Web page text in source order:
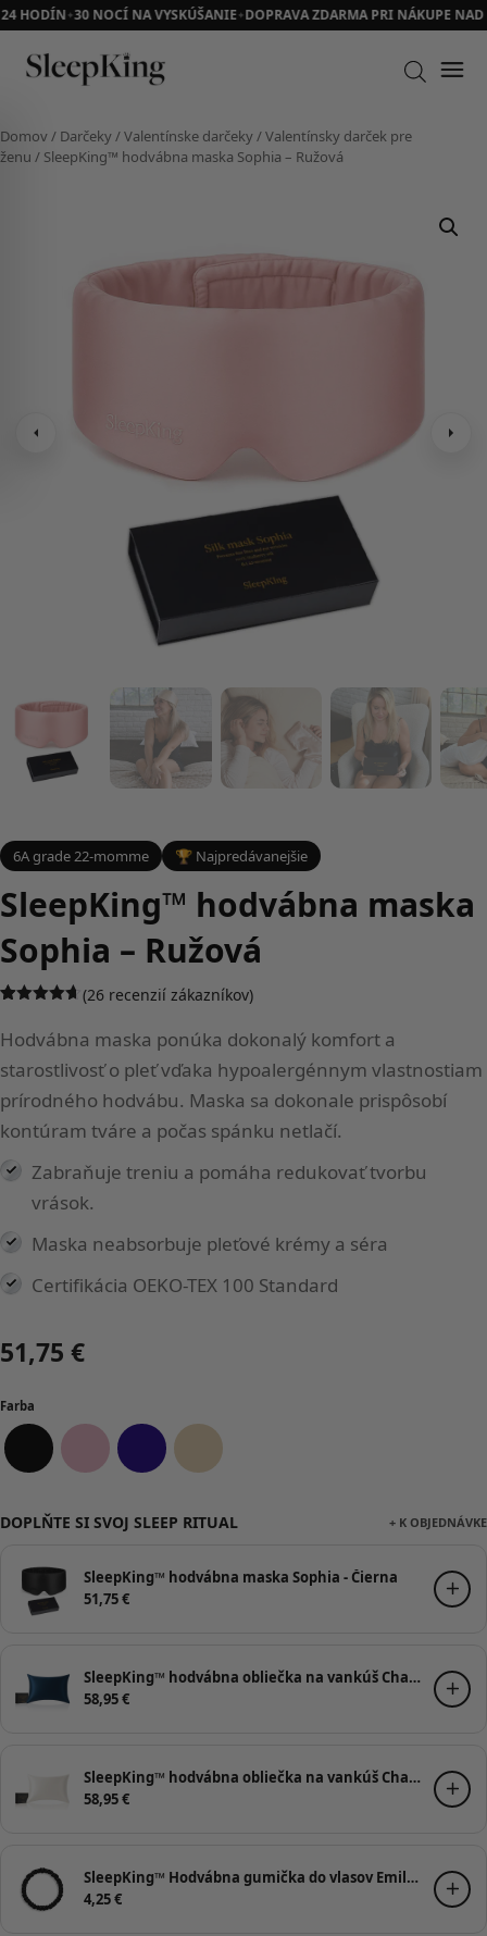
HODÍN✦30 NOCÍ NA VYSKÚŠANIE✦DOPRAVA ZDARMA PRI NÁKUPE NAD
Domov/ Darčeky/Valentínske darčeky/Valentínsky darček pre
ženu / SleepKing™ hodvábna maska Sophia – Ružová
6A grade 22-momme 🏆 Najpredávanejšie
SleepKing™ hodvábna maska
Sophia – Ružová
4.62
z 5
na základe
zákazníckych
recenzií
(26recenzií zákazníkov)
51,75 €
Hodvábna maska ponúka dokonalý komfort a
starostlivosť o pleť vďaka hypoalergénnym vlastnostiam
prírodného hodvábu. Maska sa dokonale prispôsobí
kontúram tváre a počas spánku netlačí.
Zabraňuje treniu a pomáha redukovať tvorbu
vrások.
Maska neabsorbuje pleťové krémy a séra
Certifikácia OEKO-TEX 100 Standard
Farba
Čierna Ružová Tmavo modrá
Zlatá
DOPLŇTE SI SVOJ SLEEP RITUAL + K OBJEDNÁVKE
SleepKing™ hodvábna maska Sophia - Čierna
51,75€
SleepKing™ hodvábna obliečka na vankúš Charlotte - Tmavo modrá, 50x70cm
58,95€
SleepKing™ hodvábna obliečka na vankúš Charlotte - Biela, 50x70cm
58,95€
SleepKing™ Hodvábna gumička do vlasov Emily - Čierna
4,25€